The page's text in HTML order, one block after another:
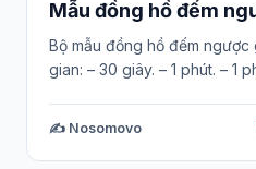
Mẫu đồng hồ đếm
Bộ mẫu đồng hồ đếm ngược
gian: – 30 giây. – 1 phút. – 1
✍️ Nosomovo